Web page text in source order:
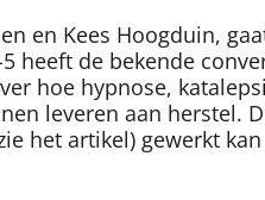
en Kees Hoogduin,
5 heeft de bekende
hoe hypnose,
leveren aan
het artikel) gewerkt